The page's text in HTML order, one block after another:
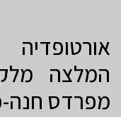
המלצה
מפרדס חנה-